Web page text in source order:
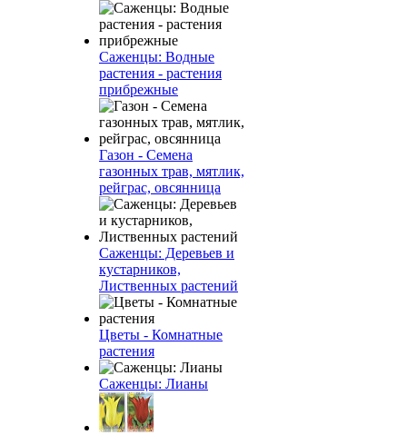
Саженцы: Водные
растения - растения
прибрежные
Газон - Семена
газонных трав, мятлик,
рейграс, овсянница
Саженцы: Деревьев и
кустарников,
Лиственных растений
Цветы - Комнатные
растения
Саженцы: Лианы